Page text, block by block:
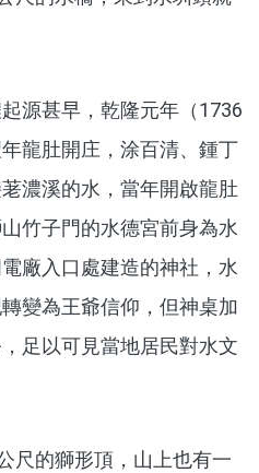
甚早，乾隆元年（1736
龍肚開庄，涂百清、鍾丁
濃溪的水，當年開啟龍肚
竹子門的水德宮前身為水
廠入口處建造的神社，水
變為王爺信仰，但神桌加
足以可見當地居民對水文
的獅形頂，山上也有一